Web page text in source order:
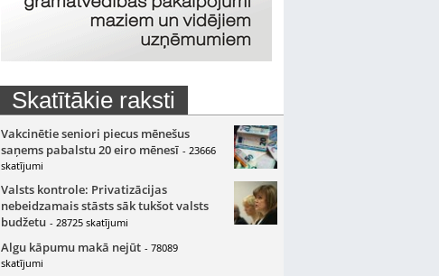
Skatītākie raksti
Vakcinētie seniori piecus mēnešus
saņems pabalstu 20 eiro mēnesī - 23666
skatījumi
Valsts kontrole: Privatizācijas
nebeidzamais stāsts sāk tukšot valsts
budžetu - 28725 skatījumi
Algu kāpumu makā nejūt - 78089
skatījumi